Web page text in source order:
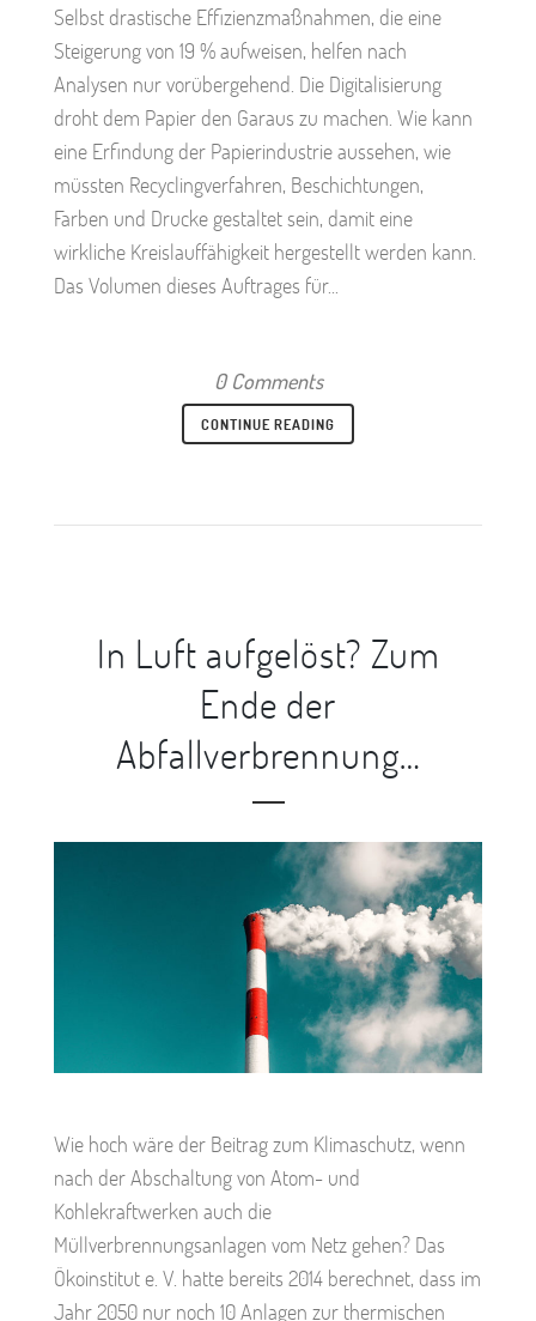
Selbst drastische Effizienzmaßnahmen, die eine
Steigerung von 19 % aufweisen, helfen nach
Analysen nur vorübergehend. Die Digitalisierung
droht dem Papier den Garaus zu machen. Wie kann
eine Erfindung der Papierindustrie aussehen, wie
müssten Recyclingverfahren, Beschichtungen,
Farben und Drucke gestaltet sein, damit eine
wirkliche Kreislauffähigkeit hergestellt werden kann.
Das Volumen dieses Auftrages für...
0 Comments
CONTINUE READING
In Luft aufgelöst? Zum
Ende der
Abfallverbrennung…
Wie hoch wäre der Beitrag zum Klimaschutz, wenn
nach der Abschaltung von Atom- und
Kohlekraftwerken auch die
Müllverbrennungsanlagen vom Netz gehen? Das
Ökoinstitut e. V. hatte bereits 2014 berechnet, dass im
Jahr 2050 nur noch 10 Anlagen zur thermischen